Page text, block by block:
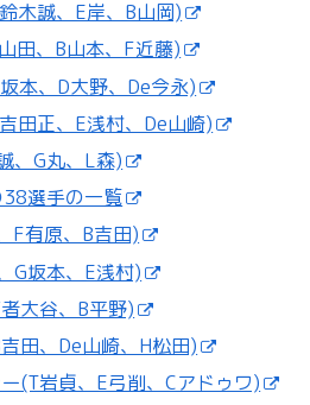
木誠、E岸、B山岡)
田、B山本、F近藤)
本、D大野、De今永)
田正、E浅村、De山崎)
、G丸、L森)
選手の一覧
F有原、B吉田)
G坂本、E浅村)
大谷、B平野)
田、De山崎、H松田)
(T岩貞、E弓削、Cアドゥワ)